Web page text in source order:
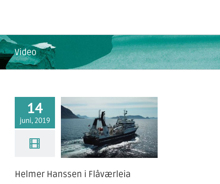
Video
14
juni, 2019
Helmer Hanssen i Flåværleia